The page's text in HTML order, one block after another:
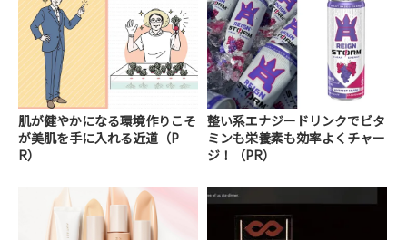
肌が健やかになる環境作りこそ
が美肌を手に入れる近道（P
R）
整い系エナジードリンクでビタ
ミンも栄養素も効率よくチャー
ジ！（PR）